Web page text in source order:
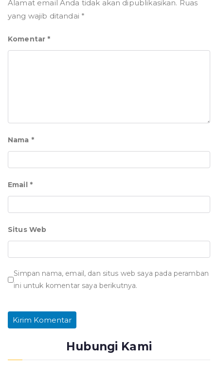
Alamat email Anda tidak akan dipublikasikan. Ruas
yang wajib ditandai *
Komentar *
Nama *
Email *
Situs Web
Simpan nama, email, dan situs web saya pada peramban
ini untuk komentar saya berikutnya.
Hubungi Kami